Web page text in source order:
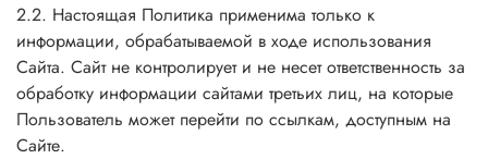
2.2. Настоящая Политика применима только к
информации, обрабатываемой в ходе использования
Сайта. Сайт не контролирует и не несет ответственность за
обработку информации сайтами третьих лиц, на которые
Пользователь может перейти по ссылкам, доступным на
Сайте.